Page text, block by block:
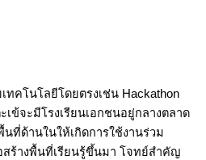
ทคโนโลยีโดยตรงเช่น Hackathon
ข้จะมีโรงเรียนเอกชนอยู่กลางตลาด
ที่ด้านในให้เกิดการใช้งานร่วม
สร้างพื้นที่เรียนรู้ขึ้นมา โจทย์สำคัญ